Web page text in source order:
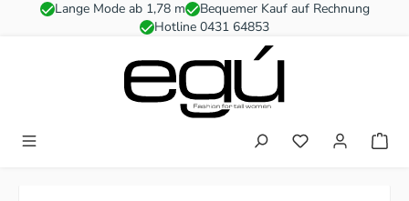
Zum Hauptinhalt springen
Lange Mode ab 1,78 m
Bequemer Kauf auf Rechnung
Hotline 0431 64853
Du hast 0